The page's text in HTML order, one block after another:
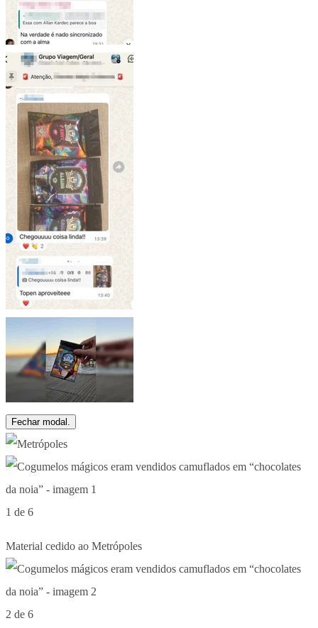
Fechar modal.
1 de 6
Material cedido ao Metrópoles
2 de 6